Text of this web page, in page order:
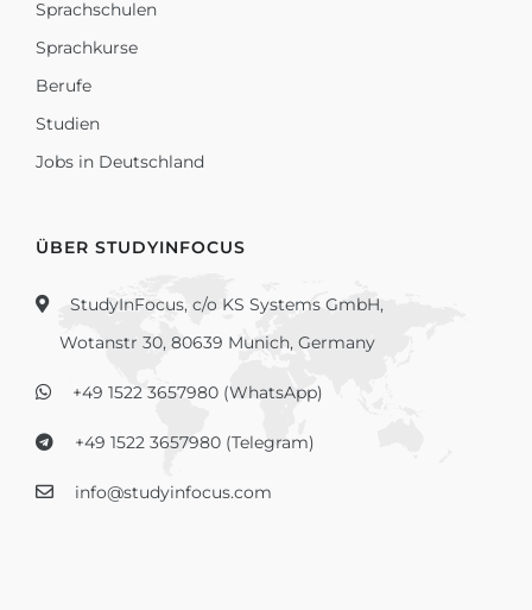
Sprachschulen
Sprachkurse
Berufe
Studien
Jobs in Deutschland
ÜBER STUDYINFOCUS
StudyInFocus, c/o KS Systems GmbH,
Wotanstr 30, 80639 Munich, Germany
+49 1522 3657980 (WhatsApp)
+49 1522 3657980 (Telegram)
info@studyinfocus.com